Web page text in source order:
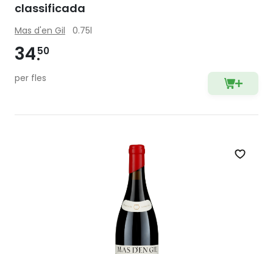
classificada
Mas d'en Gil 0.75l
3450
per fles
Zet